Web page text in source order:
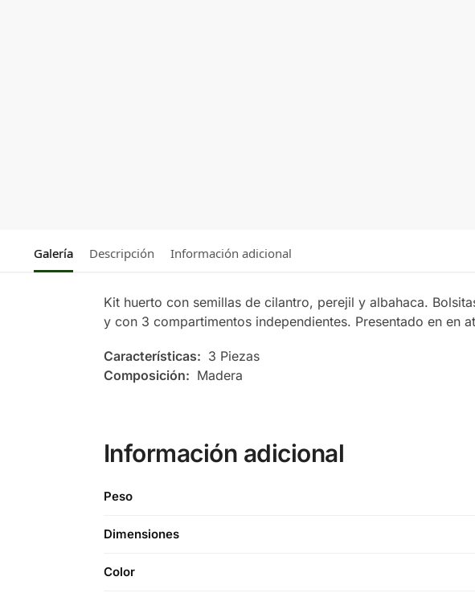
Galería Descripción Información adicional
Kit huerto con semillas de cilantro, perejil y albahaca.
y con 3 compartimentos independientes. Presentado en en
Características: 3 Piezas
Composición: Madera
Información adicional
Peso
Dimensiones
Color